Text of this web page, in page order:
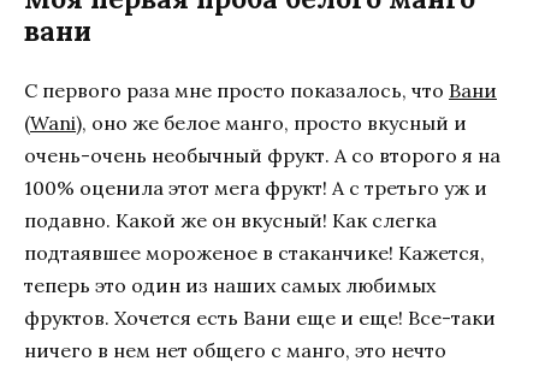
вани
С первого раза мне просто показалось, что Вани
(Wani), оно же белое манго, просто вкусный и
очень-очень необычный фрукт. А со второго я на
100% оценила этот мега фрукт! А с третьго уж и
подавно. Какой же он вкусный! Как слегка
подтаявшее мороженое в стаканчике! Кажется,
теперь это один из наших самых любимых
фруктов. Хочется есть Вани еще и еще! Все-таки
ничего в нем нет общего с манго, это нечто